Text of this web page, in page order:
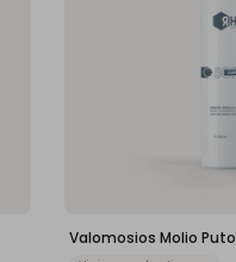
Valomosios Molio